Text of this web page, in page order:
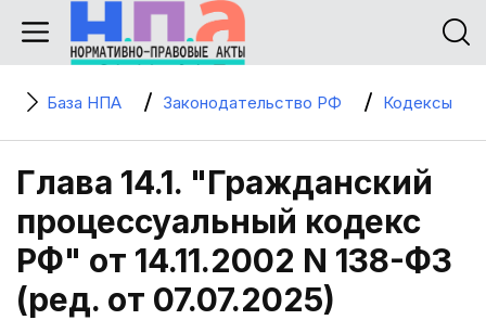
База НПА Законодательство РФ Кодексы
Глава 14.1. "Гражданский
процессуальный кодекс
РФ" от 14.11.2002 N 138-ФЗ
(ред. от 07.07.2025)